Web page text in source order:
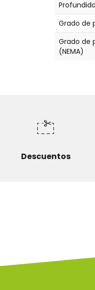
Grado de
Grado de
(NEMA)
Descuentos